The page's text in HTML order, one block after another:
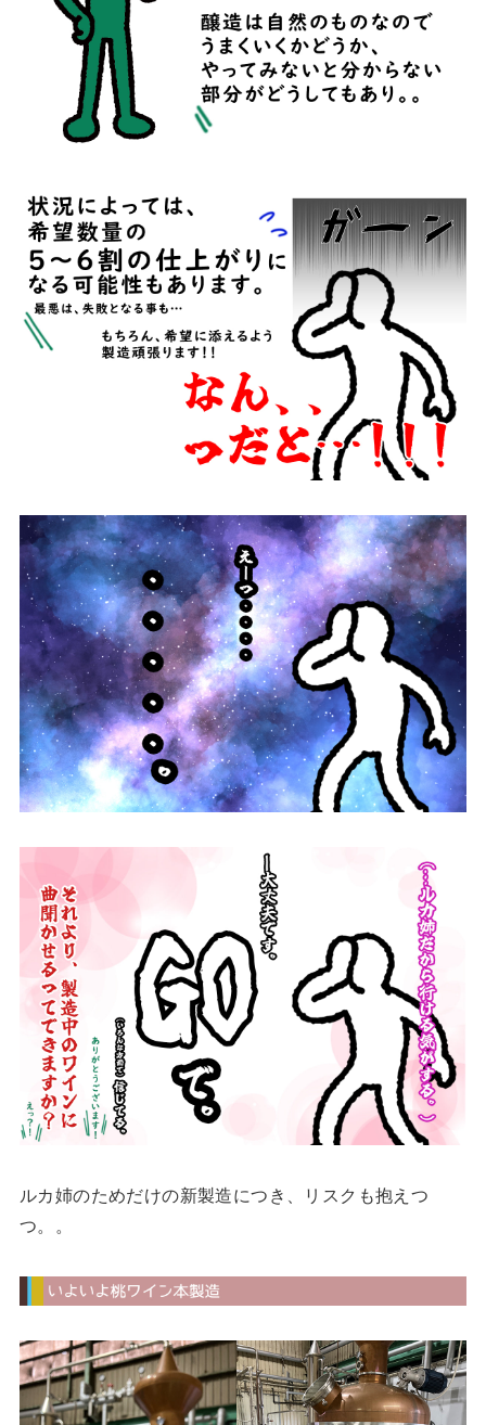
ルカ姉のためだけの新製造につき、リスクも抱えつ
つ。。